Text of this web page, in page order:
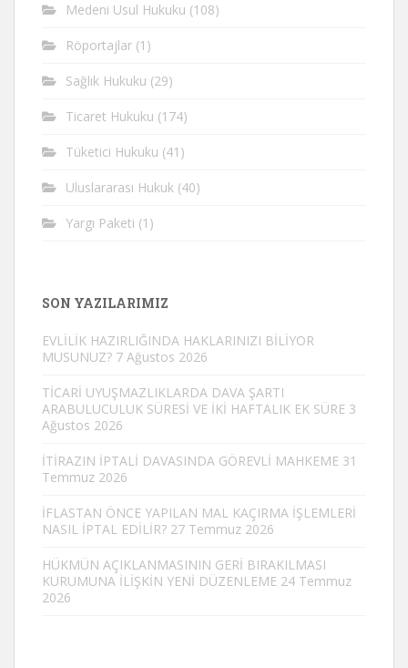
Medeni Usul Hukuku (108)
Röportajlar (1)
Sağlık Hukuku (29)
Ticaret Hukuku (174)
Tüketici Hukuku (41)
Uluslararası Hukuk (40)
Yargı Paketi (1)
SON YAZILARIMIZ
EVLİLİK HAZIRLIĞINDA HAKLARINIZI BİLİYOR
MUSUNUZ? 7 Ağustos 2026
TİCARİ UYUŞMAZLIKLARDA DAVA ŞARTI
ARABULUCULUK SÜRESİ VE İKİ HAFTALIK EK SÜRE 3
Ağustos 2026
İTİRAZIN İPTALİ DAVASINDA GÖREVLİ MAHKEME 31
Temmuz 2026
İFLASTAN ÖNCE YAPILAN MAL KAÇIRMA İŞLEMLERİ
NASIL İPTAL EDİLİR? 27 Temmuz 2026
HÜKMÜN AÇIKLANMASININ GERİ BIRAKILMASI
KURUMUNA İLİŞKİN YENİ DÜZENLEME 24 Temmuz
2026